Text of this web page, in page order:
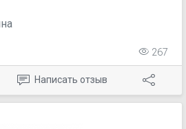
267
Написать отзыв